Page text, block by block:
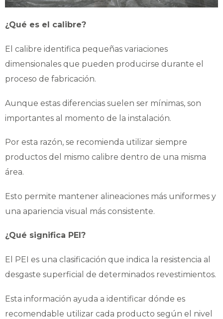
¿Qué es el calibre?
El calibre identifica pequeñas variaciones
dimensionales que pueden producirse durante el
proceso de fabricación.
Aunque estas diferencias suelen ser mínimas, son
importantes al momento de la instalación.
Por esta razón, se recomienda utilizar siempre
productos del mismo calibre dentro de una misma
área.
Esto permite mantener alineaciones más uniformes y
una apariencia visual más consistente.
¿Qué significa PEI?
El PEI es una clasificación que indica la resistencia al
desgaste superficial de determinados revestimientos.
Esta información ayuda a identificar dónde es
recomendable utilizar cada producto según el nivel